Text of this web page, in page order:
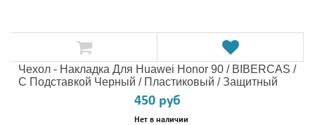
Чехол - Накладка Для Huawei Honor 90 / BIBERCAS /
С Подставкой Черный / Пластиковый / Защитный
450 руб
Нет в наличии